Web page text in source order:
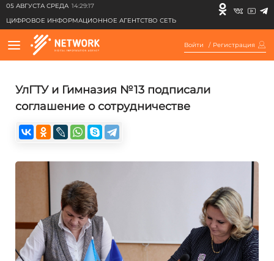
05 АВГУСТА СРЕДА 14:29:17
ЦИФРОВОЕ ИНФОРМАЦИОННОЕ АГЕНТСТВО СЕТЬ
Войти / Регистрация
УлГТУ и Гимназия №13 подписали
соглашение о сотрудничестве